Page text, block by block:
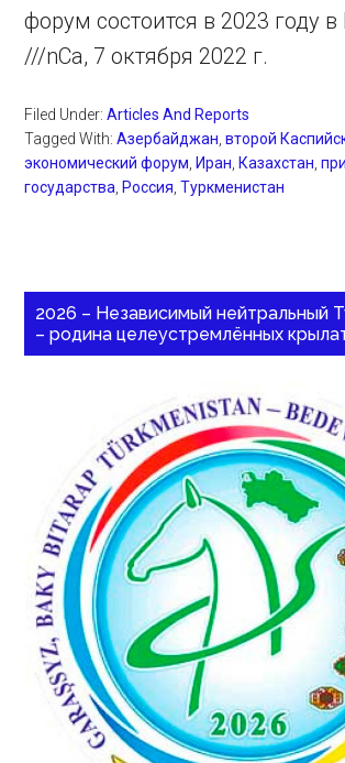
форум состоится в 2023 году
///nCa, 7 октября 2022 г.
Filed Under:Articles And Reports
Tagged With:Азербайджан ,второй
экономический форум ,Иран ,Казахстан ,
государства ,Россия ,Туркменистан
2026 – Независимый нейтральный
– родина целеустремлённых